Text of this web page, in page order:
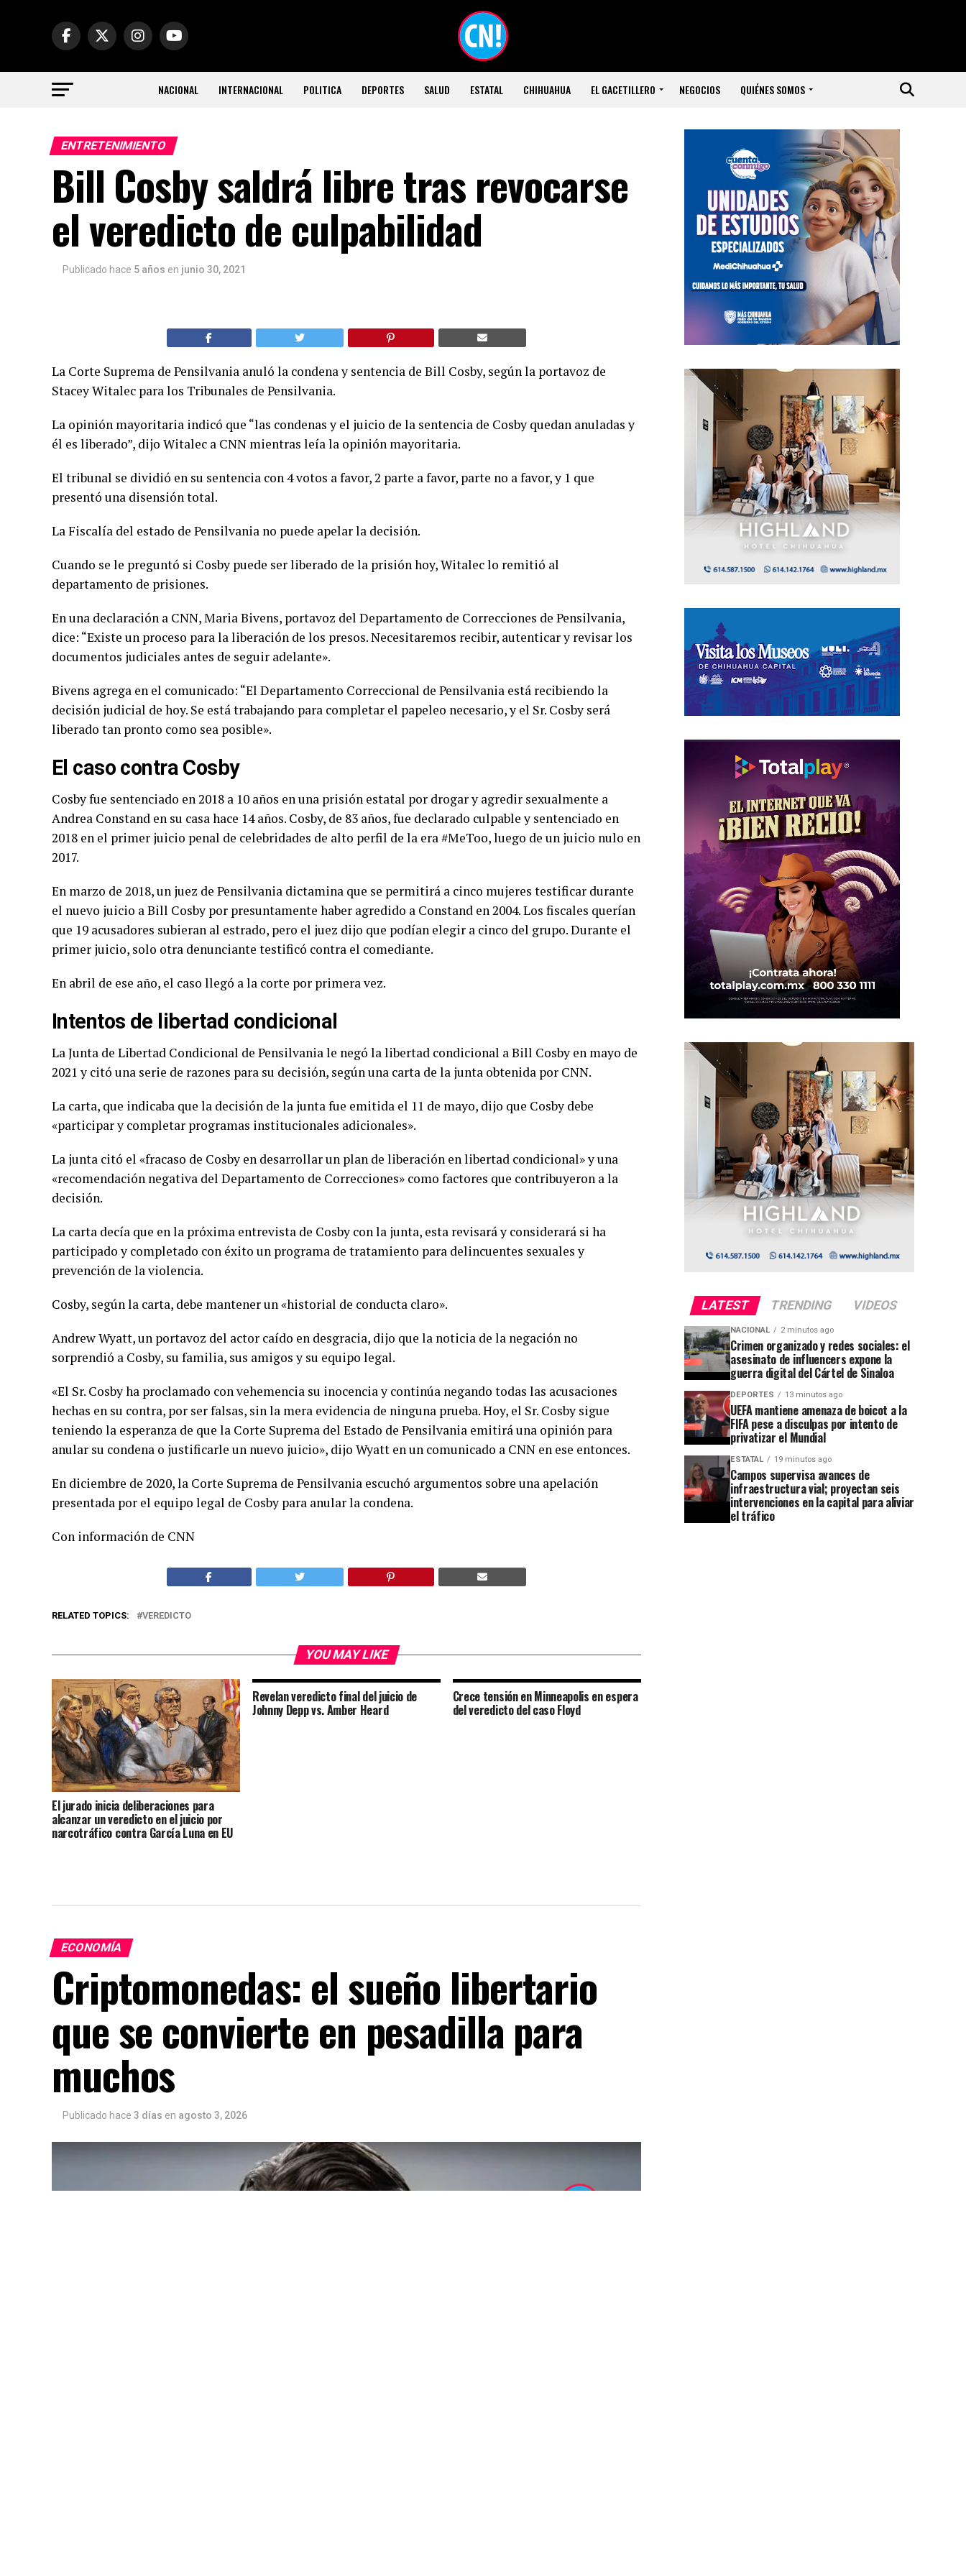
NACIONAL INTERNACIONAL POLITICA DEPORTES SALUD ESTATAL CHIHUAHUA EL GACETILLERO NEGOCIOS QUIÉNES SOMOS
ENTRETENIMIENTO
Bill Cosby saldrá libre tras revocarse
el veredicto de culpabilidad
Publicado hace 5 años en junio 30, 2021
La Corte Suprema de Pensilvania anuló la condena y sentencia de Bill Cosby, según la portavoz de
Stacey Witalec para los Tribunales de Pensilvania.
La opinión mayoritaria indicó que “las condenas y el juicio de la sentencia de Cosby quedan anuladas y
él es liberado”, dijo Witalec a CNN mientras leía la opinión mayoritaria.
El tribunal se dividió en su sentencia con 4 votos a favor, 2 parte a favor, parte no a favor, y 1 que
presentó una disensión total.
La Fiscalía del estado de Pensilvania no puede apelar la decisión.
Cuando se le preguntó si Cosby puede ser liberado de la prisión hoy, Witalec lo remitió al
departamento de prisiones.
En una declaración a CNN, Maria Bivens, portavoz del Departamento de Correcciones de Pensilvania,
dice: “Existe un proceso para la liberación de los presos. Necesitaremos recibir, autenticar y revisar los
documentos judiciales antes de seguir adelante».
Bivens agrega en el comunicado: “El Departamento Correccional de Pensilvania está recibiendo la
decisión judicial de hoy. Se está trabajando para completar el papeleo necesario, y el Sr. Cosby será
liberado tan pronto como sea posible».
El caso contra Cosby
Cosby fue sentenciado en 2018 a 10 años en una prisión estatal por drogar y agredir sexualmente a
Andrea Constand en su casa hace 14 años. Cosby, de 83 años, fue declarado culpable y sentenciado en
2018 en el primer juicio penal de celebridades de alto perfil de la era #MeToo, luego de un juicio nulo en
2017.
En marzo de 2018, un juez de Pensilvania dictamina que se permitirá a cinco mujeres testificar durante
el nuevo juicio a Bill Cosby por presuntamente haber agredido a Constand en 2004. Los fiscales querían
que 19 acusadores subieran al estrado, pero el juez dijo que podían elegir a cinco del grupo. Durante el
primer juicio, solo otra denunciante testificó contra el comediante.
En abril de ese año, el caso llegó a la corte por primera vez.
Intentos de libertad condicional
La Junta de Libertad Condicional de Pensilvania le negó la libertad condicional a Bill Cosby en mayo de
2021 y citó una serie de razones para su decisión, según una carta de la junta obtenida por CNN.
La carta, que indicaba que la decisión de la junta fue emitida el 11 de mayo, dijo que Cosby debe
«participar y completar programas institucionales adicionales».
La junta citó el «fracaso de Cosby en desarrollar un plan de liberación en libertad condicional» y una
«recomendación negativa del Departamento de Correcciones» como factores que contribuyeron a la
decisión.
La carta decía que en la próxima entrevista de Cosby con la junta, esta revisará y considerará si ha
participado y completado con éxito un programa de tratamiento para delincuentes sexuales y
prevención de la violencia.
Cosby, según la carta, debe mantener un «historial de conducta claro».
Andrew Wyatt, un portavoz del actor caído en desgracia, dijo que la noticia de la negación no
sorprendió a Cosby, su familia, sus amigos y su equipo legal.
«El Sr. Cosby ha proclamado con vehemencia su inocencia y continúa negando todas las acusaciones
hechas en su contra, por ser falsas, sin la mera evidencia de ninguna prueba. Hoy, el Sr. Cosby sigue
teniendo la esperanza de que la Corte Suprema del Estado de Pensilvania emitirá una opinión para
anular su condena o justificarle un nuevo juicio», dijo Wyatt en un comunicado a CNN en ese entonces.
En diciembre de 2020, la Corte Suprema de Pensilvania escuchó argumentos sobre una apelación
presentada por el equipo legal de Cosby para anular la condena.
Con información de CNN
RELATED TOPICS: VEREDICTO
YOU MAY LIKE
El jurado inicia deliberaciones para
alcanzar un veredicto en el juicio por
narcotráfico contra García Luna en EU
Revelan veredicto final del juicio de
Johnny Depp vs. Amber Heard
Crece tensión en Minneapolis en espera
del veredicto del caso Floyd
ECONOMÍA
Criptomonedas: el sueño libertario
que se convierte en pesadilla para
muchos
Publicado hace 3 días en agosto 3, 2026
LATEST TRENDING VIDEOS
NACIONAL 2 minutos ago
Crimen organizado y redes sociales: el
asesinato de influencers expone la
guerra digital del Cártel de Sinaloa
DEPORTES 13 minutos ago
UEFA mantiene amenaza de boicot a la
FIFA pese a disculpas por intento de
privatizar el Mundial
ESTATAL 19 minutos ago
Campos supervisa avances de
infraestructura vial; proyectan seis
intervenciones en la capital para aliviar
el tráfico